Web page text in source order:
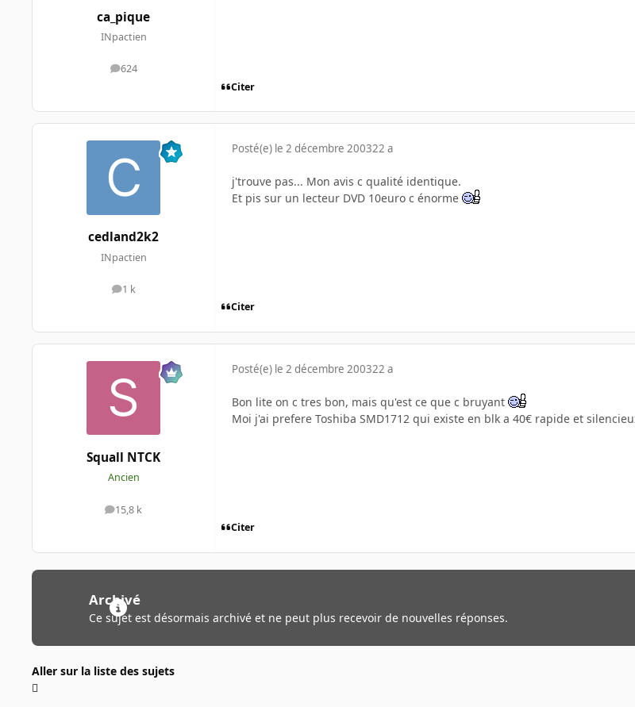
ca_pique
INpactien
624
messages
Citer
cedland2k2
INpactien
1 k
messages
Posté(e) le 2 décembre 200322 a
j'trouve pas... Mon avis c qualité identique.
Et pis sur un lecteur DVD 10euro c énorme
Citer
Squall NTCK
Ancien
15,8 k
messages
Posté(e) le 2 décembre 200322 a
Bon lite on c tres bon, mais qu'est ce que c bruyant
Moi j'ai prefere Toshiba SMD1712 qui existe en blk a 40€ rapide et
Citer
Archivé
Ce sujet est désormais archivé et ne peut plus recevoir de nouvelles réponses.
Aller sur la liste des sujets